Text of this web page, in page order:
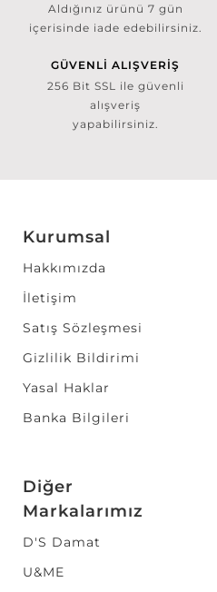
Aldığınız ürünü 7 gün
içerisinde iade edebilirsiniz.
GÜVENLİ ALIŞVERİŞ
256 Bit SSL ile güvenli
alışveriş
yapabilirsiniz.
Kurumsal
Hakkımızda
İletişim
Satış Sözleşmesi
Gizlilik Bildirimi
Yasal Haklar
Banka Bilgileri
Diğer
Markalarımız
D'S Damat
U&ME